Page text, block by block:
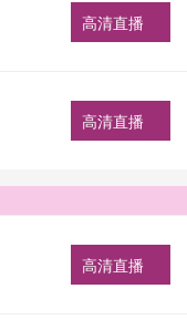
高清直播
高清直播
高清直播